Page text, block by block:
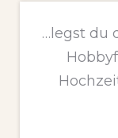
…legst du